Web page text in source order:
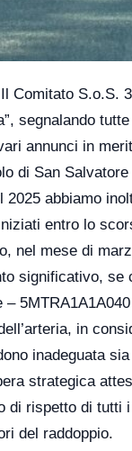
Comitato S.o.S.
segnalando
annunci in
di San
abbiamo
entro lo
nel mese di
significativo,
–
in
inadeguata
strategica
di rispetto di
del raddoppio.